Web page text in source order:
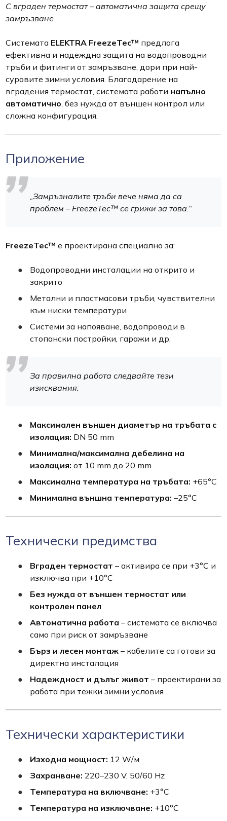
С вграден термостат – автоматична защита срещу
замръзване
Системата ELEKTRA FreezeTec™ предлага
ефективна и надеждна защита на водопроводни
тръби и фитинги от замръзване, дори при най-
суровите зимни условия. Благодарение на
вградения термостат, системата работи напълно
автоматично , без нужда от външен контрол или
сложна конфигурация.
Приложение
„Замръзналите тръби вече няма да са
проблем – FreezeTec™ се грижи за това.“
FreezeTec™ е проектирана специално за:
Водопроводни инсталации на открито и
закрито
Метални и пластмасови тръби, чувствителни
към ниски температури
Системи за напояване, водопроводи в
стопански постройки, гаражи и др.
За правилна работа следвайте тези
изисквания:
Максимален външен диаметър на тръбата с
изолация: DN 50 mm
Минимална/максимална дебелина на
изолация: от 10 mm до 20 mm
Максимална температура на тръбата: +65°C
Минимална външна температура: –25°C
Технически предимства
Вграден термостат – активира се при +3°C и
изключва при +10°C
Без нужда от външен термостат или
контролен панел
Автоматична работа – системата се включва
само при риск от замръзване
Бърз и лесен монтаж – кабелите са готови за
директна инсталация
Надеждност и дълъг живот – проектирани за
работа при тежки зимни условия
Технически характеристики
Изходна мощност: 12 W/м
Захранване: 220–230 V, 50/60 Hz
Температура на включване: +3°C
Температура на изключване: +10°C